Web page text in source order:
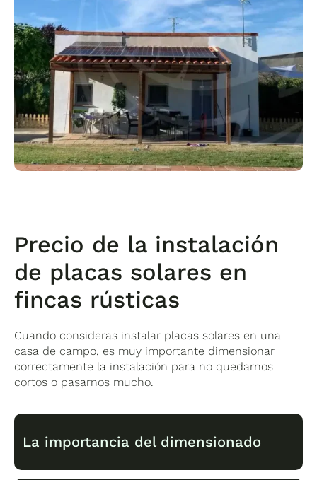
Precio de la instalación
de placas solares en
fincas rústicas
Cuando consideras instalar placas solares en una
casa de campo, es muy importante dimensionar
correctamente la instalación para no quedarnos
cortos o pasarnos mucho.
La importancia del dimensionado